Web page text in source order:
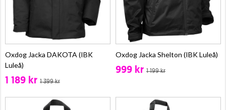
Oxdog Jacka DAKOTA (IBK
Luleå)
1 189 kr 1 399 kr
Oxdog Jacka Shelton (IBK Luleå)
999 kr 1 199 kr